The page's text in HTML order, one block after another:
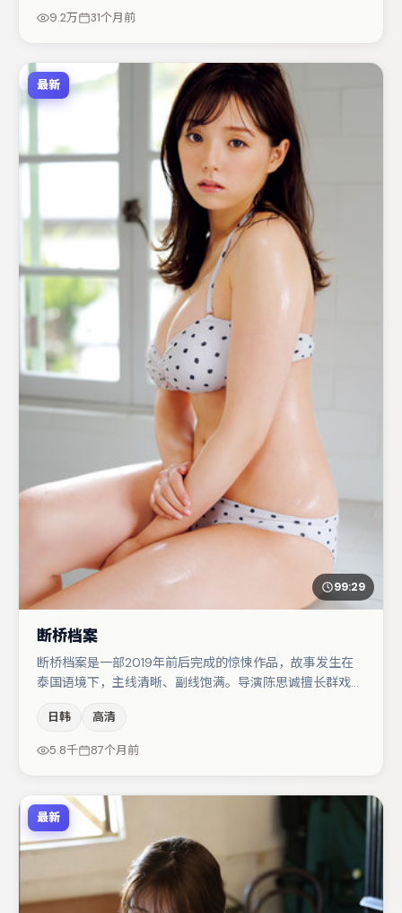
合喜欢抠台词与伏笔的观众。整体完成度较高，适合周末一
9.2万 31个月前
最新
99:29
断桥档案
断桥档案是一部2019年前后完成的惊悚作品，故事发生在
泰国语境下，主线清晰、副线饱满。导演陈思诚擅长群戏与
小松菜奈的对手戏构成全片情感锚点，杨幂则以细节塑造推
动谜题层层揭开。整体完成度较高，适合周末一口气追完。
日韩 高清
5.8千 87个月前
最新